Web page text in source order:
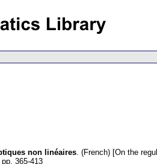
non linéaires. (French) [On the
pp. 365-413